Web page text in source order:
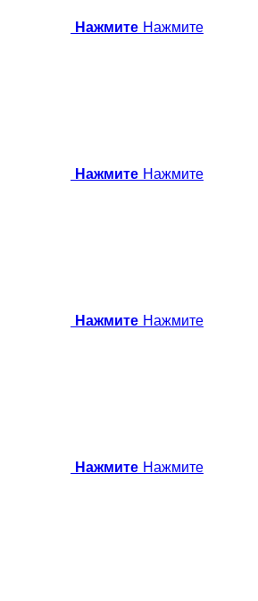
Нажмите Нажмите
Нажмите Нажмите
Нажмите Нажмите
Нажмите Нажмите